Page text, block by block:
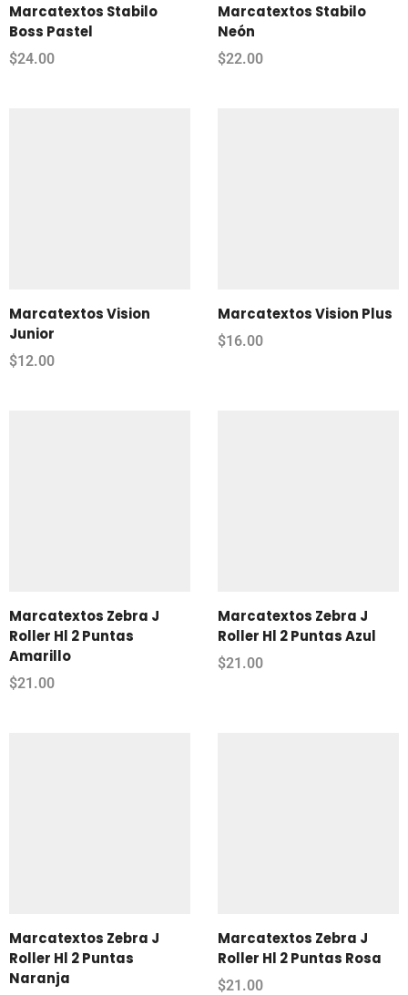
Marcatextos Stabilo
Boss Pastel
$24.00
Marcatextos Stabilo
Neón
$22.00
Marcatextos Vision
Junior
$12.00
Marcatextos Vision Plus
$16.00
Marcatextos Zebra J
Roller Hl 2 Puntas
Amarillo
$21.00
Marcatextos Zebra J
Roller Hl 2 Puntas Azul
$21.00
Marcatextos Zebra J
Roller Hl 2 Puntas
Naranja
Marcatextos Zebra J
Roller Hl 2 Puntas Rosa
$21.00